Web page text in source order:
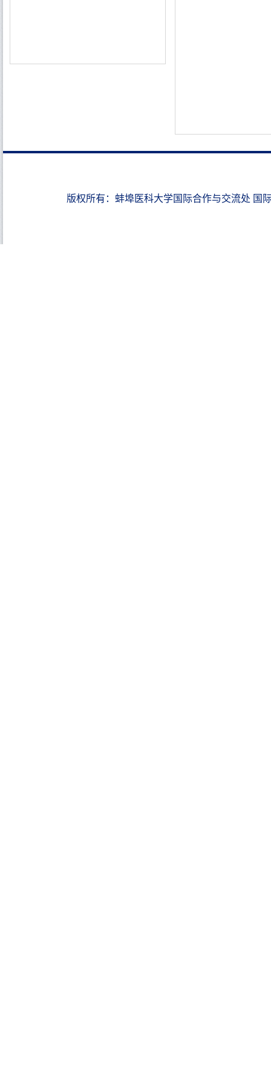
版权所有：蚌埠医科大学国际合作与交流处